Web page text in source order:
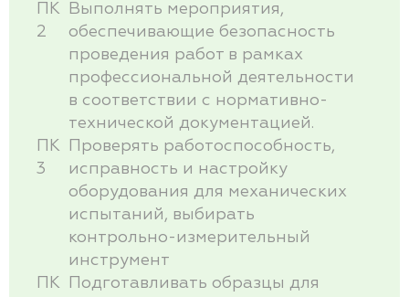
ПК
2
Выполнять мероприятия,
обеспечивающие безопасность
проведения работ в рамках
профессиональной деятельности
в соответствии с нормативно-
технической документацией.
ПК
3
Проверять работоспособность,
исправность и настройку
оборудования для механических
испытаний, выбирать
контрольно-измерительный
инструмент
ПК
Подготавливать образцы для